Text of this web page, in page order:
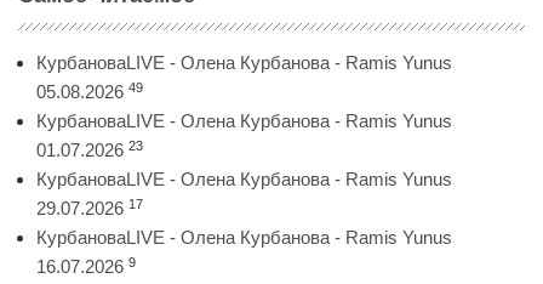
КурбановаLIVE - Олена Курбанова - Ramis Yunus
05.08.2026 49
КурбановаLIVE - Олена Курбанова - Ramis Yunus
01.07.2026 23
КурбановаLIVE - Олена Курбанова - Ramis Yunus
29.07.2026 17
КурбановаLIVE - Олена Курбанова - Ramis Yunus
16.07.2026 9